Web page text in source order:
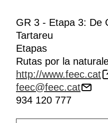
GR 3 - Etapa 3: De
Tartareu
Etapas
Rutas por la
http://www.feec.cat
feec@feec.cat
934 120 777